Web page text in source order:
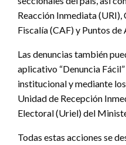
Reacción Inmediata
Fiscalía (CAF) y Puntos de
Las denuncias también
aplicativo “Denuncia
institucional y mediante
Unidad de Recepción
Electoral (Uriel) del
Todas estas acciones se